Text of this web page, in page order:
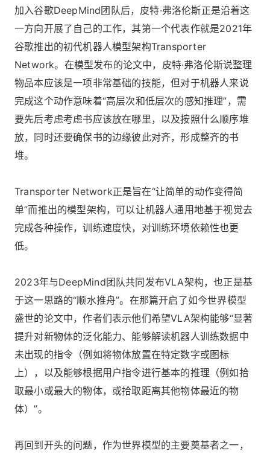
加入谷歌DeepMind团队后，皮特·弗洛伦斯正是沿着这
一方向开展了自己的工作，其第一个代表作就是2021年
谷歌推出的初代机器人模型架构Transporter
Network。在模型发布的论文中，皮特·弗洛伦斯说整理
物品本应该是一项非常基础的技能，但对于机器人来说
完成这个动作意味着“高层次和低层次的感知推理”，需
要先后考虑考虑书应该放在哪里，以及按照什么顺序堆
放，同时还要确保书的边缘彼此对齐，形成整齐的书
堆。
Transporter Network正是旨在“让简单的动作变得简
单”而推出的模型架构，可以让机器人通用地基于视觉去
完成各种操作，训练速度快，对训练环境依赖性也更
低。
2023年与DeepMind团队共同发布VLA架构，也正是基
于这一思路的“顺水推舟”。在那篇开启了如今世界模型
盛世的论文中，作者们表示他们希望VLA架构能够“显著
提升对新物体的泛化能力、能够解读机器人训练数据中
未出现的指令（例如将物体放置在特定数字或图标
上），以及能够根据用户指令进行基本的推理（例如拾
取最小或最大的物体，或拾取距离其他物体最近的物
体）”。
再回到开头的问题，作为世界模型的主要奠基者之一，